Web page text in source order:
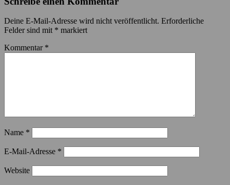
Deine E-Mail-Adresse wird nicht veröffentlicht. Erforderliche
Felder sind mit * markiert
Kommentar *
Name *
E-Mail-Adresse *
Website